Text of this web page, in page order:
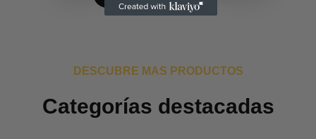
DESCUBRE MAS PRODUCTOS
Categorías destacadas